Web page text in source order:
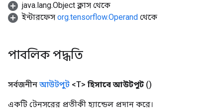
java.lang.Object ক্লাস থেকে
ইন্টারফেস org.tensorflow.Operand থেকে
পাবলিক পদ্ধতি
সর্বজনীন আউটপুট <T> হিসাবে আউটপুট ()
একটি টেনসরের প্রতীকী হ্যান্ডেল প্রদান করে।